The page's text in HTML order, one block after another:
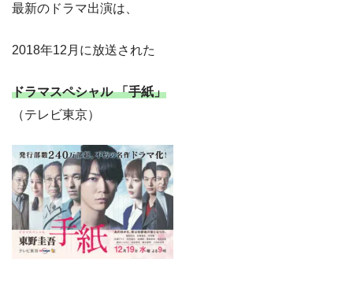
最新のドラマ出演は、
2018年12月に放送された
ドラマスペシャル 「手紙」
（テレビ東京）